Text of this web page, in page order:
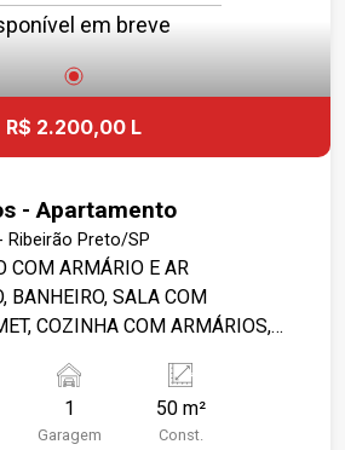
em breve
R$ 2.200,00 L
- Apartamento
Ribeirão Preto/SP
COM ARMÁRIO E AR
BANHEIRO, SALA COM
COZINHA COM ARMÁRIOS,
1
Garagem
50 m²
Const.